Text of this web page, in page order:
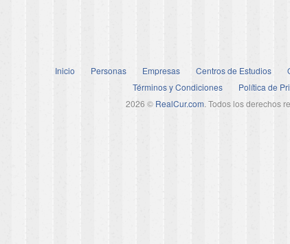
Inicio Personas Empresas Centros de Estudios
Términos y Condiciones
Política de
2026 © RealCur.com. Todos los derechos